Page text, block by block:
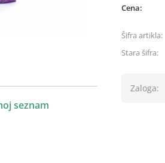
seznam
Cena:
Šifra artikla:
Stara šifra:
Zaloga: